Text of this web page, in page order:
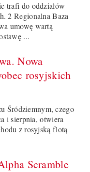
trafi do oddziałów
2 Regionalna Baza
umowę wartą
...
Nowa
rosyjskich
Śródziemnym, czego
i sierpnia, otwiera
z rosyjską flotą
Scramble